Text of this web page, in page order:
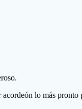
acordeón lo más